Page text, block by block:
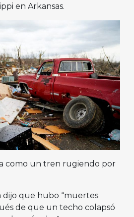
en Arkansas.
como un tren rugiendo por
dijo que hubo “muertes
de que un techo colapsó